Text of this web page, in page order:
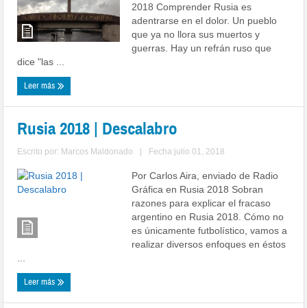
2018 Comprender Rusia es
adentrarse en el dolor. Un pueblo
que ya no llora sus muertos y
guerras. Hay un refrán ruso que
dice "las ...
Leer más
Rusia 2018 | Descalabro
Escrito por: Marcos Maldonado Fecha:julio 01, 2018
Por Carlos Aira, enviado de Radio
Gráfica en Rusia 2018 Sobran
razones para explicar el fracaso
argentino en Rusia 2018. Cómo no
es únicamente futbolístico, vamos a
realizar diversos enfoques en éstos
...
Leer más